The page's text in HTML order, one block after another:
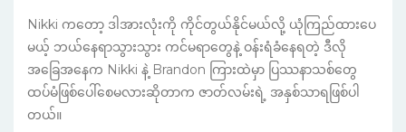
Nikki ကတော့ ဒါအားလုံးကို ကိုင်တွယ်နိုင်မယ်လို့ ယုံကြည်ထားပေ
မယ့် ဘယ်နေရာသွားသွား ကင်မရာတွေနဲ့ ဝန်းရံခံနေရတဲ့ ဒီလို
အခြေအနေက Nikki နဲ့ Brandon ကြားထဲမှာ ပြဿနာသစ်တွေ
ထပ်မံဖြစ်ပေါ်စေမလားဆိုတာက ဇာတ်လမ်းရဲ့ အနှစ်သာရဖြစ်ပါ
တယ်။